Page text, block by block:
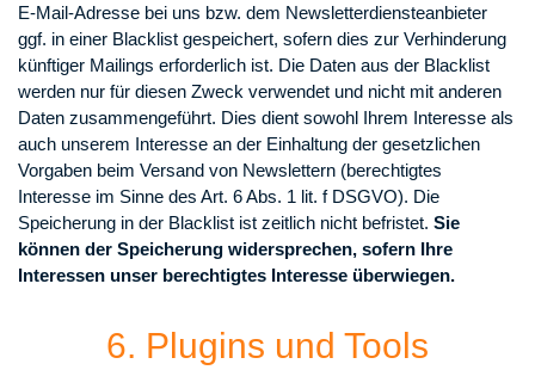
E-Mail-Adresse bei uns bzw. dem Newsletterdiensteanbieter
ggf. in einer Blacklist gespeichert, sofern dies zur Verhinderung
künftiger Mailings erforderlich ist. Die Daten aus der Blacklist
werden nur für diesen Zweck verwendet und nicht mit anderen
Daten zusammengeführt. Dies dient sowohl Ihrem Interesse als
auch unserem Interesse an der Einhaltung der gesetzlichen
Vorgaben beim Versand von Newslettern (berechtigtes
Interesse im Sinne des Art. 6 Abs. 1 lit. f DSGVO). Die
Speicherung in der Blacklist ist zeitlich nicht befristet. Sie
können der Speicherung widersprechen, sofern Ihre
Interessen unser berechtigtes Interesse überwiegen.
6. Plugins und Tools